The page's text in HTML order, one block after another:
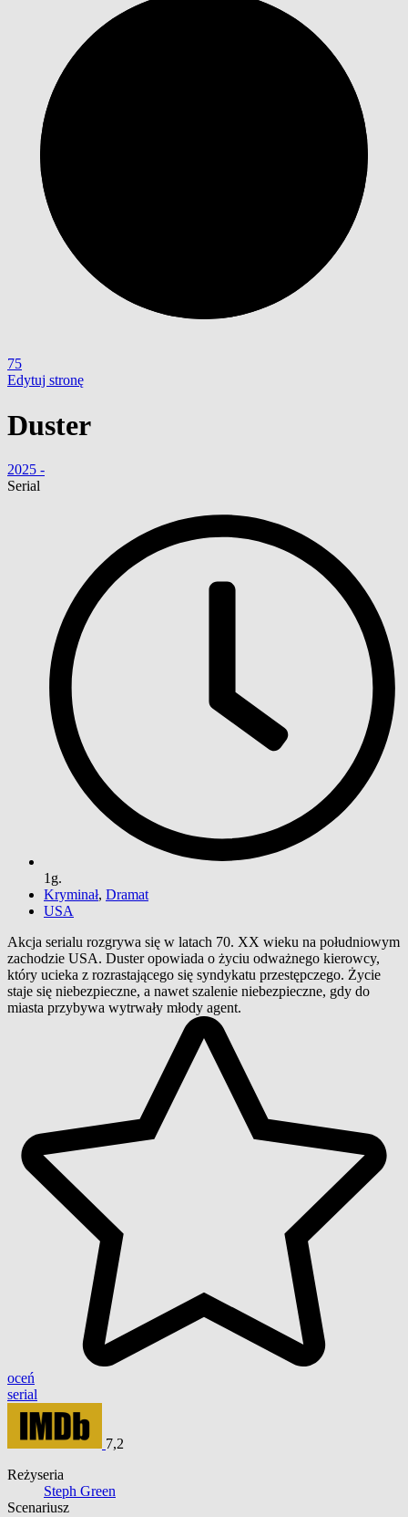
75
Edytuj stronę
Duster
2025 -
Serial
1g.
Kryminał, Dramat
USA
Akcja serialu rozgrywa się w latach 70. XX wieku na południowym
zachodzie USA. Duster opowiada o życiu odważnego kierowcy,
który ucieka z rozrastającego się syndykatu przestępczego. Życie
staje się niebezpieczne, a nawet szalenie niebezpieczne, gdy do
miasta przybywa wytrwały młody agent.
oceń
serial
7,2
Reżyseria
Steph Green
Scenariusz